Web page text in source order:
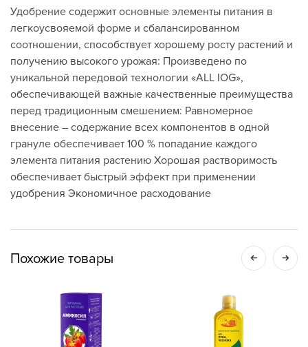
Удобрение содержит основные элементы питания в
легкоусвояемой форме и сбалансированном
соотношении, способствует хорошему росту растений и
получению высокого урожая: Произведено по
уникальной передовой технологии «ALL IOG»,
обеспечивающей важные качественные преимущества
перед традиционным смешением: Равномерное
внесение – содержание всех компонентов в одной
грануле обеспечивает 100 % попадание каждого
элемента питания растению Хорошая растворимость
обеспечивает быстрый эффект при применении
удобрения Экономичное расходование
Похожие товары